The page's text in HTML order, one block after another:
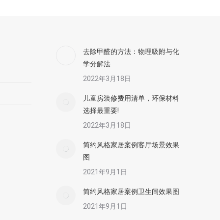
去除甲醛的方法：物理吸附与化
学分解法
2022年3月18日
儿童房装修费用清单，环保材料
选择最重要!
2022年3月18日
简约风格家居案例客厅场景效果
图
2021年9月1日
简约风格家居案例卫生间效果图
2021年9月1日